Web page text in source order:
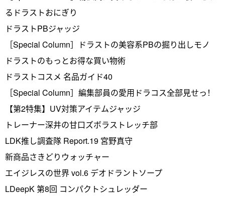
るドラストおにぎり
ドラストPBジャッジ
［Special Column］ドラストの美容系PBの掘り出しモノ
ドラストのもっとお得な買い物術
ドラストコスメ 名品ガイド40
［Special Column］編集部員の愛用ドラコス全部見せっ！
【第2特集】UV対策アイテムジャッジ
トレーナー深井の甘口ズボラストレッチ部
LDK推し調査隊 Report.19 宮野真守
新商品さきどりウォッチャー
エイジレスの世界 vol.6 デオドラントソープ
LDeepK 第8回 コンパクトシュレッダー